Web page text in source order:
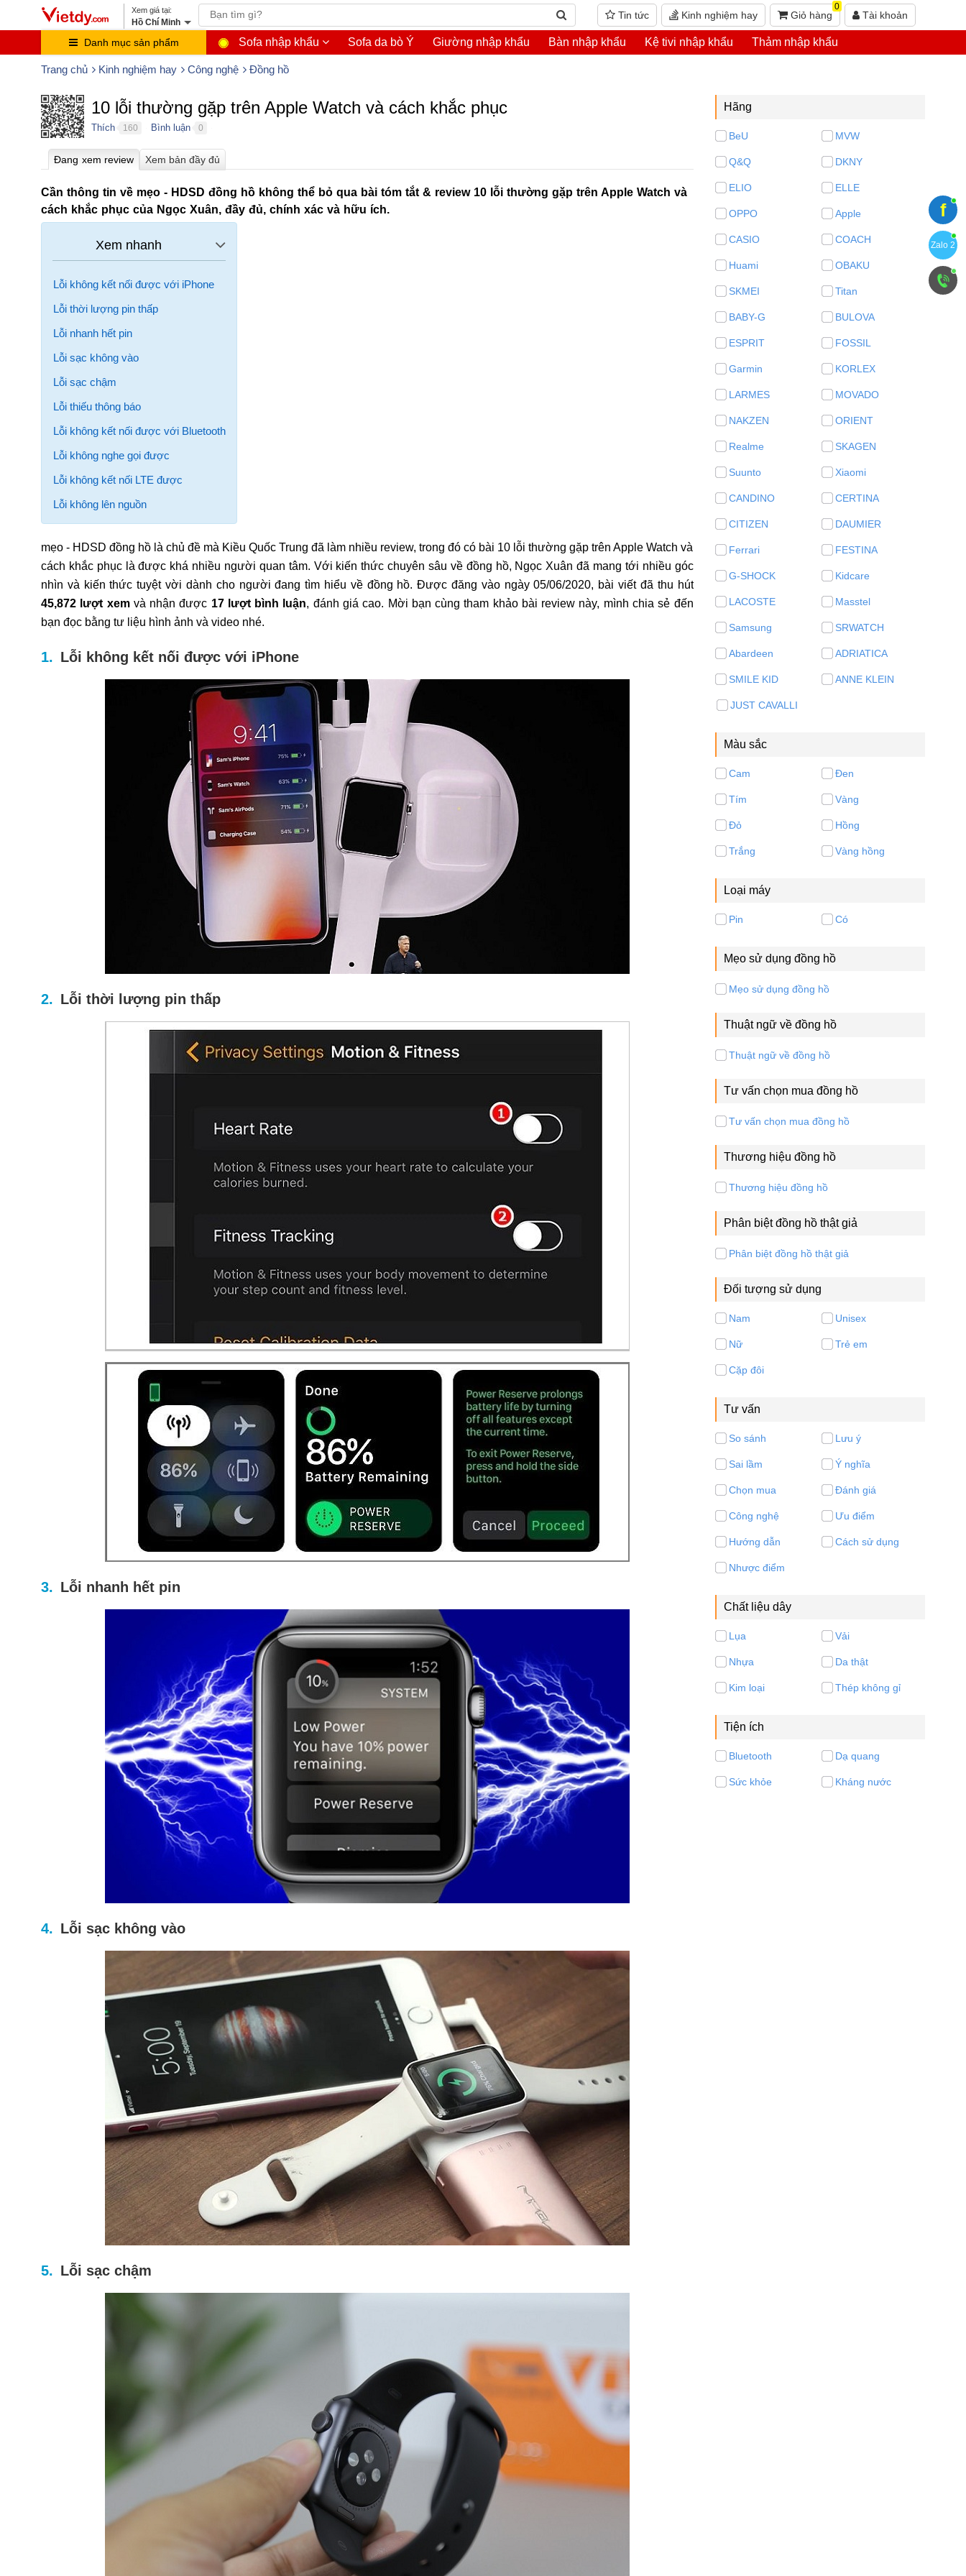
Hồ Chí Minh
Tin tức Kinh nghiệm hay Giỏ hàng
0
Tài khoản
Danh mục sản phẩm Sofa nhập khẩu Sofa da bò Ý Giường nhập khẩu Bàn nhập khẩu Kệ tivi nhập khẩu Thảm nhập khẩu
Trang chủ Kinh nghiệm hay Công nghệ Đồng hồ
Hãng
BeU MVW
Q&Q DKNY
ELIO ELLE
OPPO Apple
CASIO COACH
Huami OBAKU
SKMEI Titan
BABY-G BULOVA
ESPRIT FOSSIL
Garmin KORLEX
LARMES MOVADO
NAKZEN ORIENT
Realme SKAGEN
Suunto Xiaomi
CANDINO CERTINA
CITIZEN DAUMIER
Ferrari FESTINA
G-SHOCK Kidcare
LACOSTE Masstel
Samsung SRWATCH
Abardeen ADRIATICA
SMILE KID ANNE KLEIN
JUST CAVALLI
Màu sắc
Cam Đen
Tím Vàng
Đỏ Hồng
Trắng Vàng hồng
Loại máy
Pin Có
Mẹo sử dụng đồng hồ
Mẹo sử dụng đồng hồ
Thuật ngữ về đồng hồ
Thuật ngữ về đồng hồ
Tư vấn chọn mua đồng hồ
Tư vấn chọn mua đồng hồ
Thương hiệu đồng hồ
Thương hiệu đồng hồ
Phân biệt đồng hồ thật giả
Phân biệt đồng hồ thật giả
Đối tượng sử dụng
Nam Unisex
Nữ Trẻ em
Cặp đôi
Tư vấn
So sánh Lưu ý
Sai lầm Ý nghĩa
Chọn mua Đánh giá
Công nghệ Ưu điểm
Hướng dẫn Cách sử dụng
Nhược điểm
Chất liệu dây
Lụa Vải
Nhựa Da thật
Kim loại Thép không gỉ
Tiện ích
Bluetooth Dạ quang
Sức khỏe Kháng nước
10 lỗi thường gặp trên Apple Watch và cách khắc phục
Thích 160 Bình luận 0
Cần thông tin về mẹo - HDSD đồng hồ không thể bỏ qua bài tóm tắt & review 10 lỗi thường gặp trên Apple Watch và
cách khắc phục của Ngọc Xuân, đầy đủ, chính xác và hữu ích.
Lỗi không kết nối được với iPhone
Lỗi thời lượng pin thấp
Lỗi nhanh hết pin
Lỗi sạc không vào
Lỗi sạc chậm
Lỗi thiếu thông báo
Lỗi không kết nối được với Bluetooth
Lỗi không nghe gọi được
Lỗi không kết nối LTE được
Lỗi không lên nguồn
mẹo - HDSD đồng hồ là chủ đề mà Kiều Quốc Trung đã làm nhiều review, trong đó có bài 10 lỗi thường gặp trên Apple Watch và
cách khắc phục là được khá nhiều người quan tâm. Với kiến thức chuyên sâu về đồng hồ, Ngọc Xuân đã mang tới nhiều góc
nhìn và kiến thức tuyệt vời dành cho người đang tìm hiểu về đồng hồ. Được đăng vào ngày 05/06/2020, bài viết đã thu hút
45,872 lượt xemvà nhận được 17 lượt bình luận, đánh giá cao. Mời bạn cùng tham khảo bài review này, mình chia sẻ đến
bạn đọc bằng tư liệu hình ảnh và video nhé.
Lỗi không kết nối được với iPhone
Lỗi thời lượng pin thấp
Lỗi nhanh hết pin
Lỗi sạc không vào
Lỗi sạc chậm
f
Zalo 2